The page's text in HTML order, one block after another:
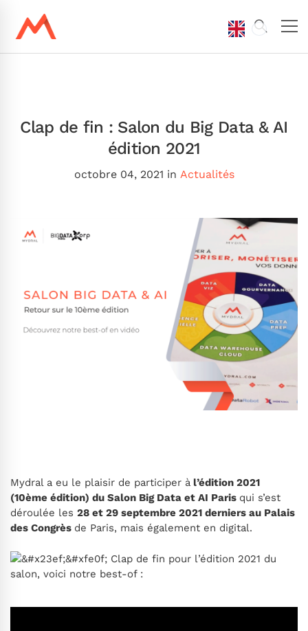
Clap de fin : Salon du Big Data & AI
édition 2021
octobre 04, 2021 in Actualités
Mydral a eu le plaisir de participer à l’édition 2021
(10ème édition) du Salon Big Data et AI Paris qui s’est
déroulée les 28 et 29 septembre 2021 derniers au Palais
des Congrès de Paris, mais également en digital.
Clap de fin pour l’édition 2021 du
salon, voici notre best-of :